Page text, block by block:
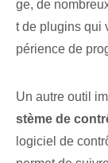
ge, de
t de plugins qui
périence de
Un autre outil
stème de
logiciel de